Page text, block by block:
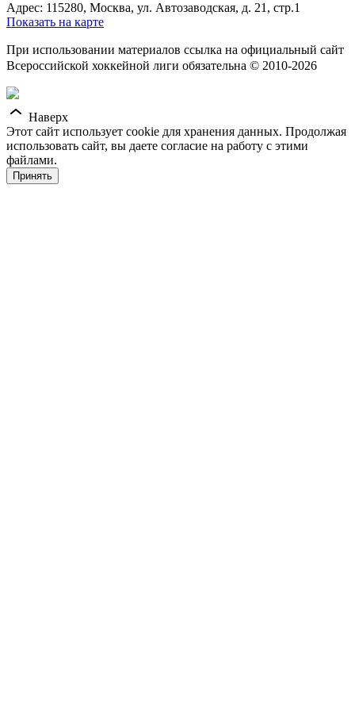
Адрес: 115280, Москва, ул. Автозаводская, д. 21, стр.1
Показать на карте
При использовании материалов ссылка на официальный сайт
Всероссийской хоккейной лиги обязательна © 2010-2026
Наверх
Этот сайт использует cookie для хранения данных. Продолжая
использовать сайт, вы даете согласие на работу с этими
файлами.
Принять